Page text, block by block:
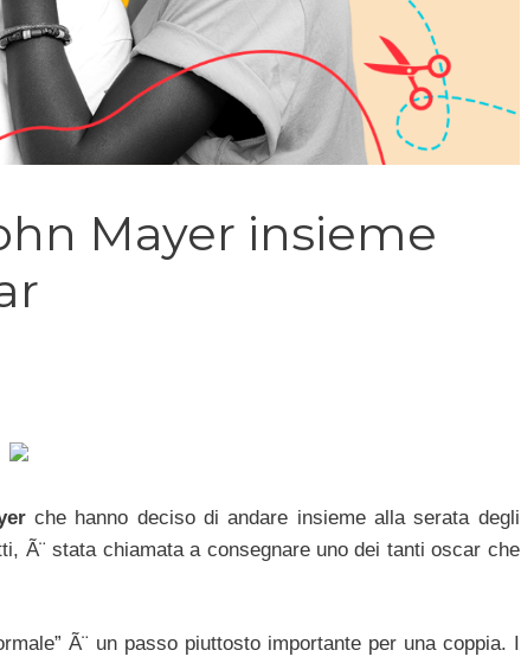
Mayer insieme
che hanno deciso di andare insieme alla serata degli
Ã¨ stata chiamata a consegnare uno dei tanti oscar che
Ã¨ un passo piuttosto importante per una coppia. I